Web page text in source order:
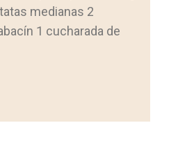
medianas 2
1 cucharada de